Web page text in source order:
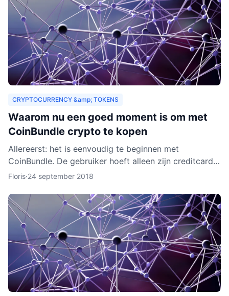
CRYPTOCURRENCY &amp; TOKENS
Waarom nu een goed moment is om met
CoinBundle crypto te kopen
Allereerst: het is eenvoudig te beginnen met
CoinBundle. De gebruiker hoeft alleen zijn creditcard
te gebruiken of bankinformatie op te geven, een paar
Floris·24 september 2018